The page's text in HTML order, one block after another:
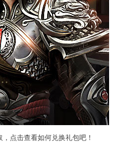
点击查看如何兑换礼包吧！